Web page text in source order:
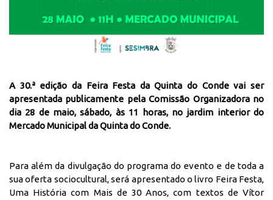
A 30.ª edição da Feira Festa da Quinta do Conde vai ser
apresentada publicamente pela Comissão Organizadora no
dia 28 de maio, sábado, às 11 horas, no jardim interior do
Mercado Municipal da Quinta do Conde.
Para além da divulgação do programa do evento e de toda a
sua oferta sociocultural, será apresentado o livro Feira Festa,
Uma História com Mais de 30 Anos, com textos de Vítor